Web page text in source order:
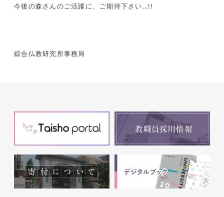
今後の森さんのご活躍に、ご期待下さい…!!
綜合仏教研究所事務局